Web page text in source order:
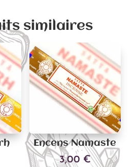
similaires
Encens Namaste
3,00 €